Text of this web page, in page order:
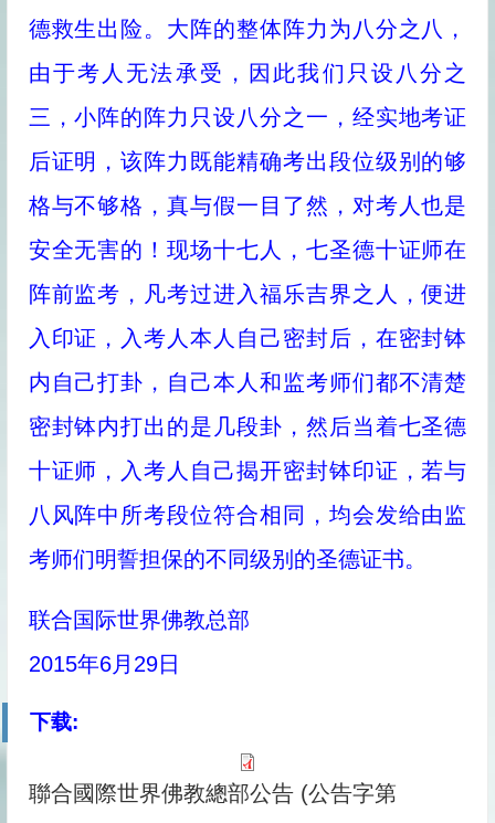
德救生出险。大阵的整体阵力为八分之八，
由于考人无法承受，因此我们只设八分之
三，小阵的阵力只设八分之一，经实地考证
后证明，该阵力既能精确考出段位级别的够
格与不够格，真与假一目了然，对考人也是
安全无害的！现场十七人，七圣德十证师在
阵前监考，凡考过进入福乐吉界之人，便进
入印证，入考人本人自己密封后，在密封钵
内自己打卦，自己本人和监考师们都不清楚
密封钵内打出的是几段卦，然后当着七圣德
十证师，入考人自己揭开密封钵印证，若与
八风阵中所考段位符合相同，均会发给由监
考师们明誓担保的不同级别的圣德证书。
联合国际世界佛教总部
2015年6月29日
下载:
聯合國際世界佛教總部公告 (公告字第